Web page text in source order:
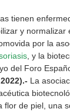
tienen
y normalizar
por la
, y la
del Foro
La
flor de piel, una